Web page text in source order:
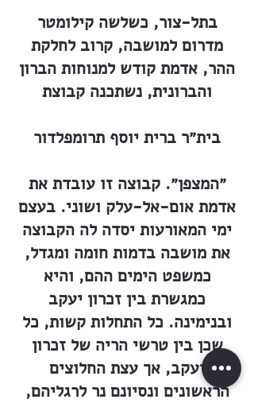
בתל-צור, כשלשה קילומטר
מדרום למושבה, קרוב לחלקת
ההר, אדמת קודש למנוחות הברון
והברונית, נשתכנה קבוצת
בית״ר ברית יוסף תרומפלדור
״המצפן״. קבוצה זו עובדת את
אדמת אום-אל-עלק ושוני. בעצם
ימי המאורעות יסדה לה הקבוצה
את מושבה בדמות חומה ומגדל,
כמשפט הימים ההם, והיא
כמגשרת בין זכרון יעקב
ובנימינה. כל התחלות קשות, כל
שכן בין טרשי הריה של זכרון
יעקב, אך עצת החלוצים
הראשונים ונסיונם נר לרגליהם,